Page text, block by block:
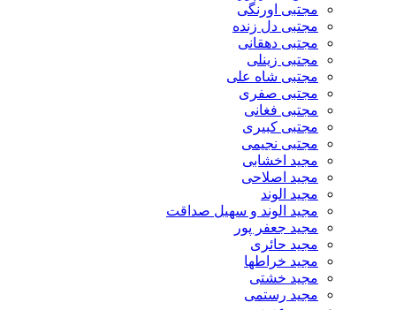
مجتبی اورنگی
مجتبی دل زنده
مجتبی دهقانی
مجتبی زینلی
مجتبی شاه علی
مجتبی صفری
مجتبی فغانی
مجتبی کبیری
مجتبی نجیمی
مجید اخشابی
مجید اصلاحی
مجید الوند‎
مجید الوند و سهیل صداقت
مجید جعفر پور
مجید حائری
مجید خراطها
مجید خشتی
مجید رستمی